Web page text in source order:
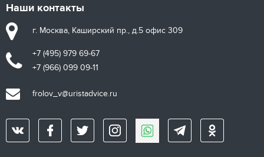
Наши контакты
г. Москва, Каширский пр., д.5 офис 309
+7 (495) 979 69-67
+7 (966) 099 09-11
frolov_v@uristadvice.ru